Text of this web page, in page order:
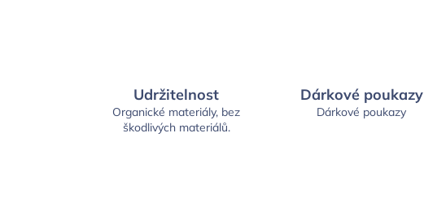
Udržitelnost
Organické materiály, bez
škodlivých materiálů.
Dárkové poukazy
Dárkové poukazy